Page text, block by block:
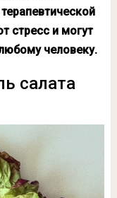
стресс и могут
человеку.
салата